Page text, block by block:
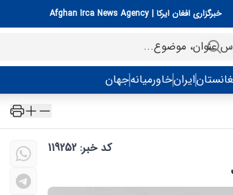
خبرگزاری افغان ایرکا | Afghan Irca News Agency
ایرانخاورمیانهجهان
کد خبر: 119252